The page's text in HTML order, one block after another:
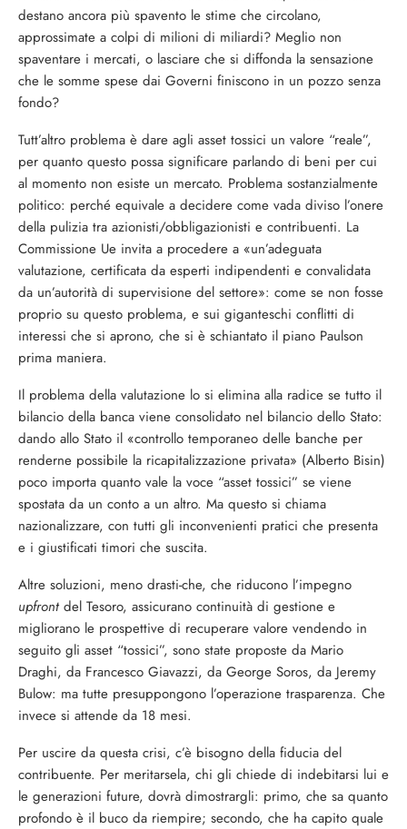
destano ancora più spavento le stime che circolano,
approssimate a colpi di milioni di miliardi? Meglio non
spaventare i mercati, o lasciare che si diffonda la sensazione
che le somme spese dai Governi finiscono in un pozzo senza
fondo?
Tutt’altro problema è dare agli asset tossici un valore “reale”,
per quanto questo possa significare parlando di beni per cui
al momento non esiste un mercato. Problema sostanzialmente
politico: perché equivale a decidere come vada diviso l’onere
della pulizia tra azionisti/obbligazionisti e contribuenti. La
Commissione Ue invita a procedere a «un’adeguata
valutazione, certificata da esperti indipendenti e convalidata
da un’autorità di supervisione del settore»: come se non fosse
proprio su questo problema, e sui giganteschi conflitti di
interessi che si aprono, che si è schiantato il piano Paulson
prima maniera.
Il problema della valutazione lo si elimina alla radice se tutto il
bilancio della banca viene consolidato nel bilancio dello Stato:
dando allo Stato il «controllo temporaneo delle banche per
renderne possibile la ricapitalizzazione privata» (Alberto Bisin)
poco importa quanto vale la voce “asset tossici” se viene
spostata da un conto a un altro. Ma questo si chiama
nazionalizzare, con tutti gli inconvenienti pratici che presenta
e i giustificati timori che suscita.
Altre soluzioni, meno drasti-che, che riducono l’impegno
upfrontdel Tesoro, assicurano continuità di gestione e
migliorano le prospettive di recuperare valore vendendo in
seguito gli asset “tossici”, sono state proposte da Mario
Draghi, da Francesco Giavazzi, da George Soros, da Jeremy
Bulow: ma tutte presuppongono l’operazione trasparenza. Che
invece si attende da 18 mesi.
Per uscire da questa crisi, c’è bisogno della fiducia del
contribuente. Per meritarsela, chi gli chiede di indebitarsi lui e
le generazioni future, dovrà dimostrargli: primo, che sa quanto
profondo è il buco da riempire; secondo, che ha capito quale